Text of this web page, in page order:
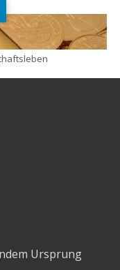
Ursprung